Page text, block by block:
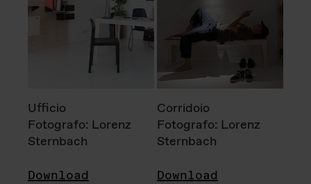
Ufficio
Fotografo: Lorenz
Sternbach
Download
Corridoio
Fotografo: Lorenz
Sternbach
Download